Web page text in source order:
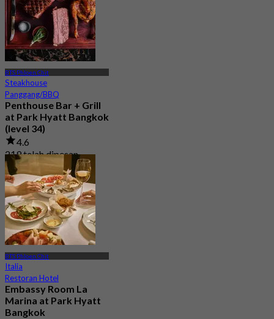
BTS Phloen Chit
Steakhouse
Panggang/BBQ
Penthouse Bar + Grill
at Park Hyatt Bangkok
(level 34)
4.6
219 telah dipesan
Dari฿ 1,995
BTS Phloen Chit
Italia
Restoran Hotel
Embassy Room La
Marina at Park Hyatt
Bangkok